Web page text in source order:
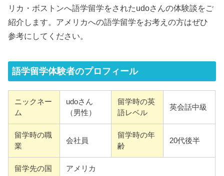
リカ・ボストンへ語学留学をされたudoさんの体験談をご
紹介します。アメリカへの語学留学をお考えの方はぜひ
参考にしてください。
語学留学体験者のプロフィール
ニックネー
ム
udoさん
（男性）
留学時の英
語レベル
英会話中級
留学時の職
業
会社員
留学時の年
齢
20代後半
留学先の国 アメリカ